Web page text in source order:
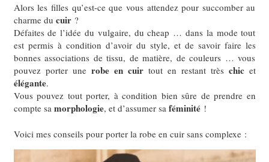
Alors les filles qu’est-ce que vous attendez pour succomber au
charme du cuir ?
Défaites de l’idée du vulgaire, du cheap … dans la mode tout
est permis à condition d’avoir du style, et de savoir faire les
bonnes associations de tissu, de matière, de couleurs … vous
pouvez porter une robe en cuirtout en restant très chicet
élégante.
Vous pouvez tout porter, à condition bien sûre de prendre en
compte sa morphologie, et d’assumer sa féminité!
Voici mes conseils pour porter la robe en cuir sans complexe :